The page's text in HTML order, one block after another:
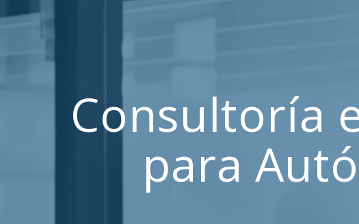
Consultoría
para